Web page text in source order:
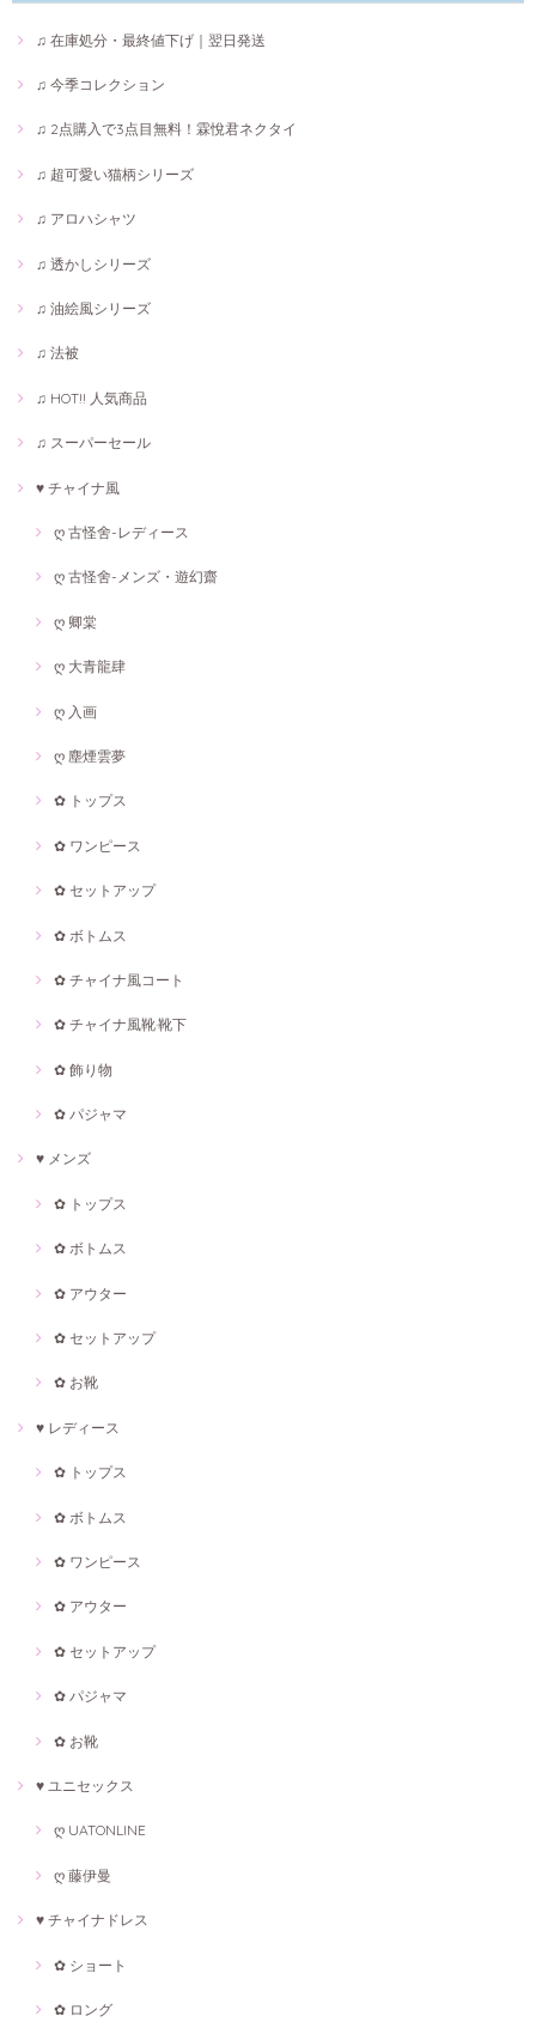
♫ 在庫処分・最終値下げ｜翌日発送
♫ 今季コレクション
♫ 2点購入で3点目無料！霖悅君ネクタイ
♫ 超可愛い猫柄シリーズ
♫ アロハシャツ
♫ 透かしシリーズ
♫ 油絵風シリーズ
♫ 法被
♫ HOT!! 人気商品
♫ スーパーセール
♥ チャイナ風
ღ 古怪舍-レディース
ღ 古怪舍-メンズ・遊幻齋
ღ 卿棠
ღ 大青龍肆
ღ 入画
ღ 塵煙雲夢
✿ トップス
✿ ワンピース
✿ セットアップ
✿ ボトムス
✿ チャイナ風コート
✿ チャイナ風靴·靴下
✿ 飾り物
✿ パジャマ
♥ メンズ
✿ トップス
✿ ボトムス
✿ アウター
✿ セットアップ
✿ お靴
♥ レディース
✿ トップス
✿ ボトムス
✿ ワンピース
✿ アウター
✿ セットアップ
✿ パジャマ
✿ お靴
♥ ユニセックス
ღ UATONLINE
ღ 藤伊曼
♥ チャイナドレス
✿ ショート
✿ ロング